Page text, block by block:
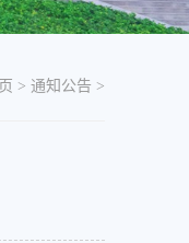
> 通知公告 >